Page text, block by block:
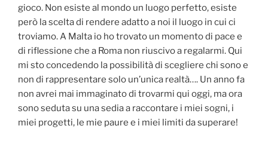
gioco. Non esiste al mondo un luogo perfetto, esiste
però la scelta di rendere adatto a noi il luogo in cui ci
troviamo. A Malta io ho trovato un momento di pace e
di riflessione che a Roma non riuscivo a regalarmi. Qui
mi sto concedendo la possibilità di scegliere chi sono e
non di rappresentare solo un’unica realtà…. Un anno fa
non avrei mai immaginato di trovarmi qui oggi, ma ora
sono seduta su una sedia a raccontare i miei sogni, i
miei progetti, le mie paure e i miei limiti da superare!